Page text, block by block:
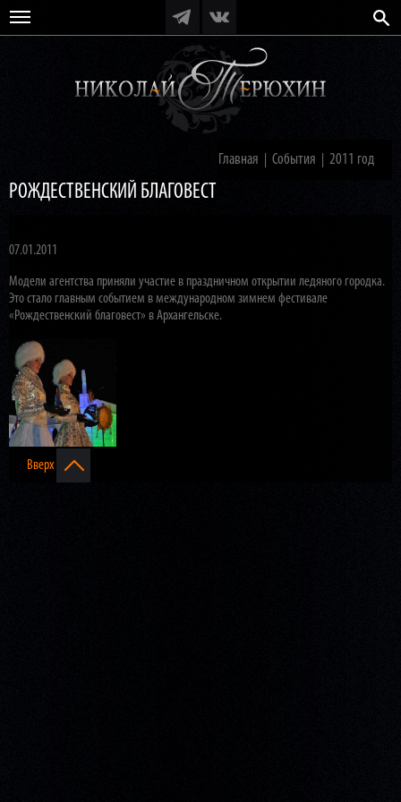
Главная События 2011 год
РОЖДЕСТВЕНСКИЙ БЛАГОВЕСТ
07.01.2011
Модели агентства приняли участие в праздничном открытии ледяного городка.
Это стало главным событием в международном зимнем фестивале
«Рождественский благовест» в Архангельске.
Вверх